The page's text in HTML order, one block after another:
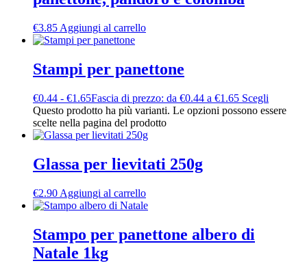
€3.85 Aggiungi al carrello
Stampi per panettone
€0.44 - €1.65Fascia di prezzo: da €0.44 a €1.65 Scegli
Questo prodotto ha più varianti. Le opzioni possono essere
scelte nella pagina del prodotto
Glassa per lievitati 250g
€2.90 Aggiungi al carrello
Stampo per panettone albero di
Natale 1kg